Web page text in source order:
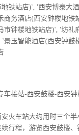
地铁站店)', '西安博泰大
商务酒店(西安钟楼地铁
市钟楼地铁站店)', '坊礼
'景玉智能酒店(西安钟鼓
车接站-西安鼓楼-西安
火车站大约用时三个
行程，游览西安鼓楼、